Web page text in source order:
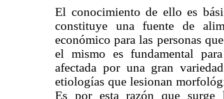
El conocimiento de ello es
constituye una fuente de
económico para las personas
el mismo es fundamental
afectada por una gran
etiologías que lesionan
Es por esta razón que surge